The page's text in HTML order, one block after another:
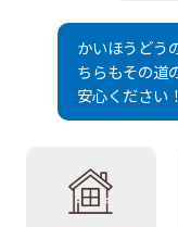
かいほうどう
ちらもその道
安心ください！